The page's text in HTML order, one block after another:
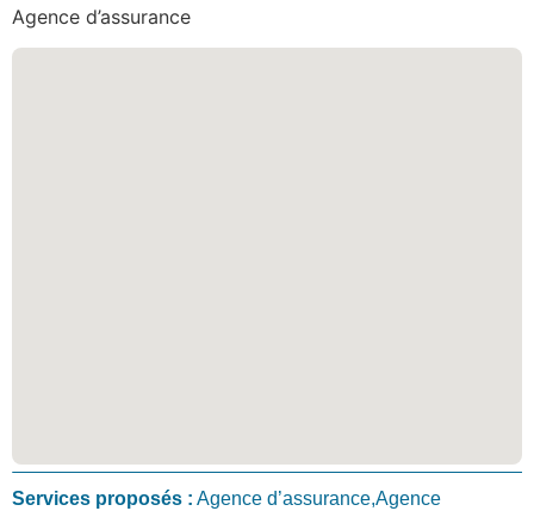
Agence d’assurance
Services proposés : Agence d’assurance,Agence